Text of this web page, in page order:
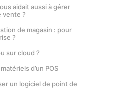
aidait aussi à gérer
vente ?
de magasin : pour
?
sur cloud ?
d’un POS
un logiciel de point de